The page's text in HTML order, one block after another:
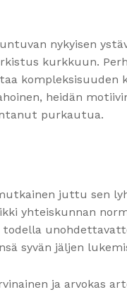
nykyisen
kurkkuun.
kompleksisuuden
heidän
purkautua.
juttu sen
yhteiskunnan
syvän jäljen
ja arvokas